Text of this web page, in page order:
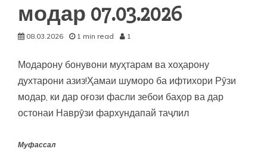
модар 07.03.2026
08.03.2026 1 min read 1
Модарону бонувони муҳтарам ва хоҳарону
духтарони азиз!Ҳамаи шуморо ба ифтихори Рӯзи
модар, ки дар оғози фасли зебои баҳор ва дар
остонаи Наврӯзи фархундапай таҷлил
Муфассал